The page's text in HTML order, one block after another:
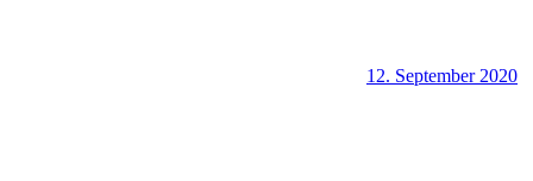
12. September 2020